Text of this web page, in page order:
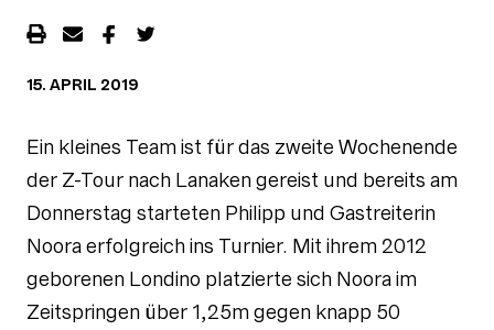
15. APRIL 2019
Ein kleines Team ist für das zweite Wochenende
der Z-Tour nach Lanaken gereist und bereits am
Donnerstag starteten Philipp und Gastreiterin
Noora erfolgreich ins Turnier. Mit ihrem 2012
geborenen Londino platzierte sich Noora im
Zeitspringen über 1,25m gegen knapp 50